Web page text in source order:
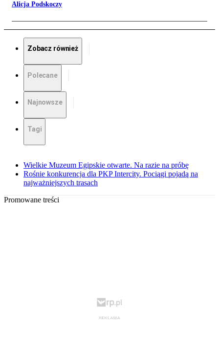
Alicja Podskoczy
Zobacz również
Polecane
Najnowsze
Tagi
Wielkie Muzeum Egipskie otwarte. Na razie na próbę
Rośnie konkurencja dla PKP Intercity. Pociągi pojadą na
najważniejszych trasach
Promowane treści